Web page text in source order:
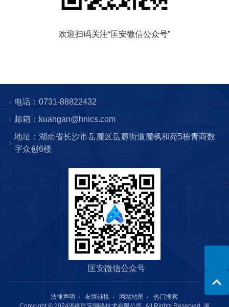
欢迎扫码关注“匡安微信公众号”
电话：0731-88822432
邮箱：kuangan@hnics.com
地址：湖南省长沙市岳麓区岳麓街道麓枫和苑5栋青商数
字众创6楼
匡安微信公众号
法律声明 友情链接 网站地图
热门搜索